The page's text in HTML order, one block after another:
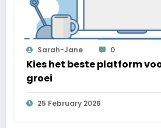
Sarah-Jane 0
Kies het beste platform
groei
25 February 2026